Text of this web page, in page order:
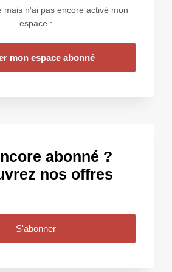
mais n'ai pas encore activé mon
espace :
mon espace abonné
abonné ?
nos offres
S'abonner